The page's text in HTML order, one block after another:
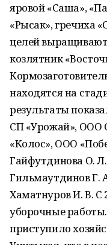
яровой «Саша»,
«Рысак», гречиха
целей
козлятник
находятся на
результаты
СП «Урожай», ООО
«Колос», ООО
Гайфутдинова О.
Гильмаутдинов Г.
Хаматнуров И. В. С
уборочные
приступило